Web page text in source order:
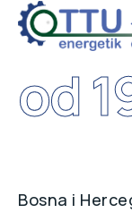
od
Bosna i